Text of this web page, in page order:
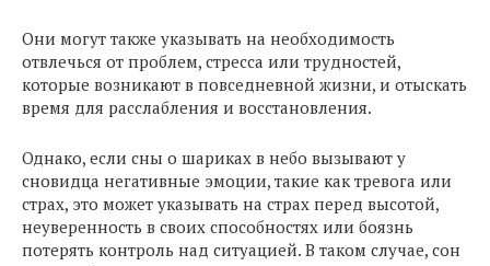
Они могут также указывать на необходимость
отвлечься от проблем, стресса или трудностей,
которые возникают в повседневной жизни, и отыскать
время для расслабления и восстановления.
Однако, если сны о шариках в небо вызывают у
сновидца негативные эмоции, такие как тревога или
страх, это может указывать на страх перед высотой,
неуверенность в своих способностях или боязнь
потерять контроль над ситуацией. В таком случае, сон